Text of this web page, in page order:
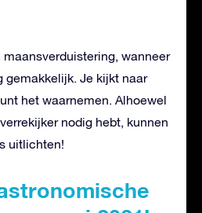
wanneer
gemakkelijk. Je kijkt naar
het waarnemen. Alhoewel
nodig hebt, kunnen
uitlichten!